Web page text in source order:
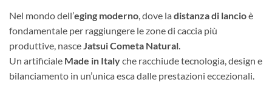
Nel mondo dell’eging moderno, dove la distanza di lancioè
fondamentale per raggiungere le zone di caccia più
produttive, nasceJatsui Cometa Natural.
Un artificiale Made in Italyche racchiude tecnologia, design e
bilanciamento in un’unica esca dalle prestazioni eccezionali.